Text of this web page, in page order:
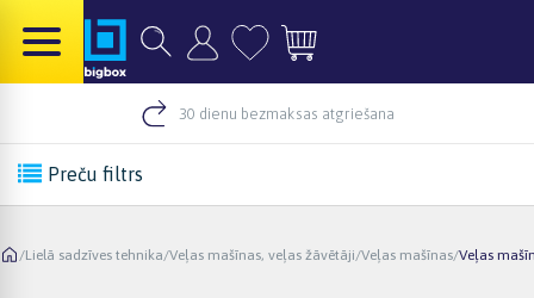
30 dienu bezmaksas atgriešana
Preču filtrs
/Lielā sadzīves tehnika/Veļas mašīnas, veļas žāvētāji/Veļas mašīnas/Veļas